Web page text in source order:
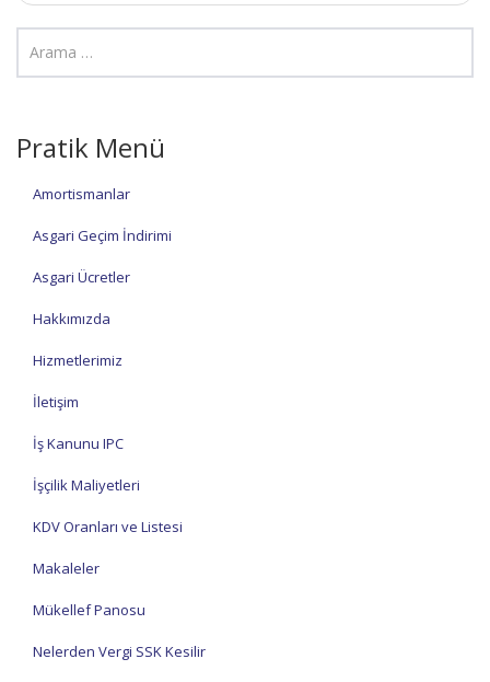
Pratik Menü
Amortismanlar
Asgari Geçim İndirimi
Asgari Ücretler
Hakkımızda
Hizmetlerimiz
İletişim
İş Kanunu IPC
İşçilik Maliyetleri
KDV Oranları ve Listesi
Makaleler
Mükellef Panosu
Nelerden Vergi SSK Kesilir